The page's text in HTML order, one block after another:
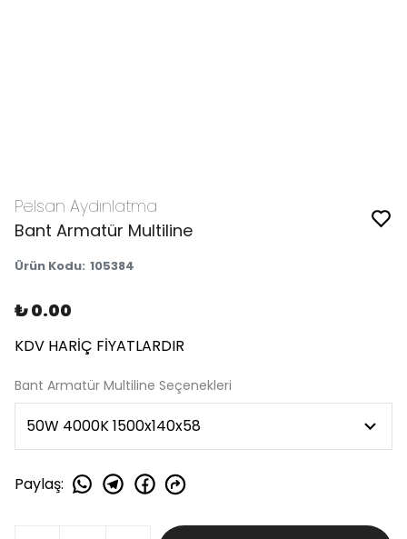
Pelsan Aydınlatma
Bant Armatür Multiline
Ürün Kodu: 105384
₺ 0.00
KDV HARİÇ FİYATLARDIR
Bant Armatür Multiline Seçenekleri
Paylaş: